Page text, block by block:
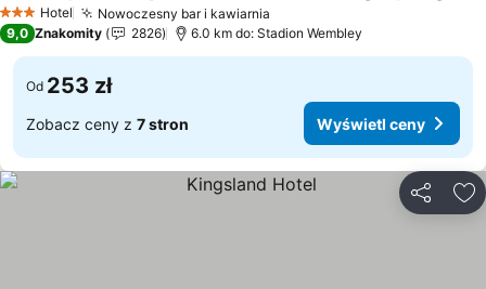
3 Kategoria
Hotel Nowoczesny bar i kawiarnia
9,0 Znakomity 2826 6.0 km do: Stadion Wembley
Od 253 zł
Zobacz ceny z 7 stron Wyświetl ceny